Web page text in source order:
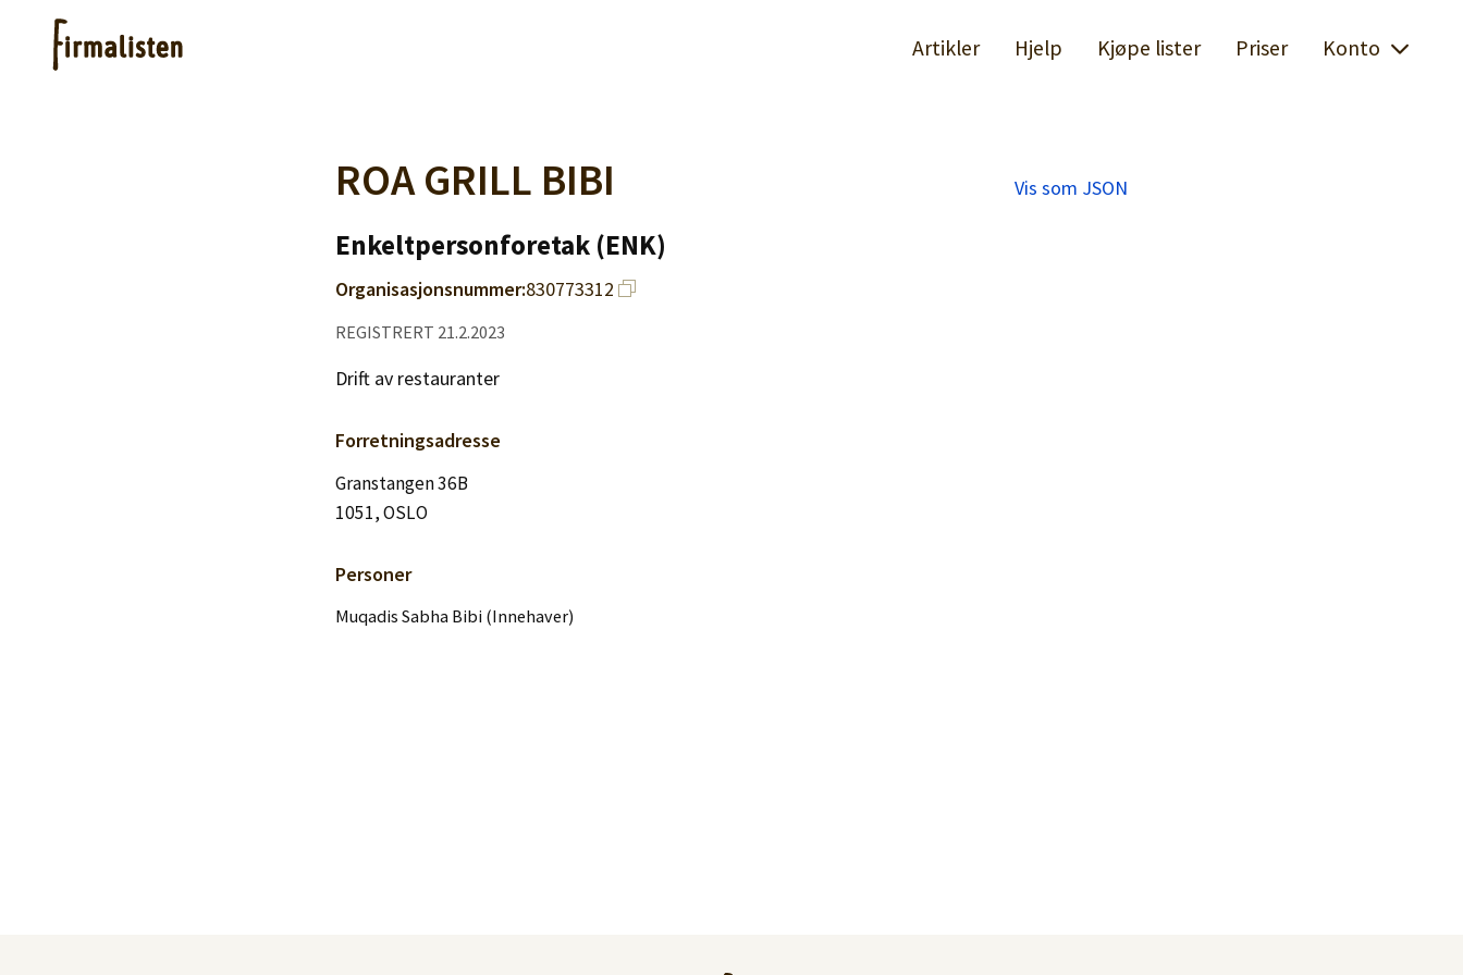
Artikler Hjelp Kjøpe lister Priser Konto
ROA GRILL BIBI Vis som JSON
Enkeltpersonforetak (ENK)
Organisasjonsnummer:830773312
REGISTRERT 21.2.2023
Drift av restauranter
Forretningsadresse
Granstangen 36B
1051, OSLO
Personer
Muqadis Sabha Bibi (Innehaver)